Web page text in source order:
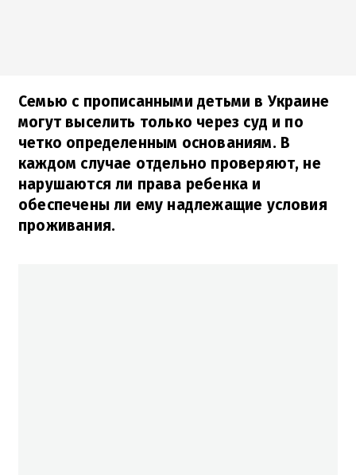
Семью с прописанными детьми в Украине
могут выселить только через суд и по
четко определенным основаниям. В
каждом случае отдельно проверяют, не
нарушаются ли права ребенка и
обеспечены ли ему надлежащие условия
проживания.